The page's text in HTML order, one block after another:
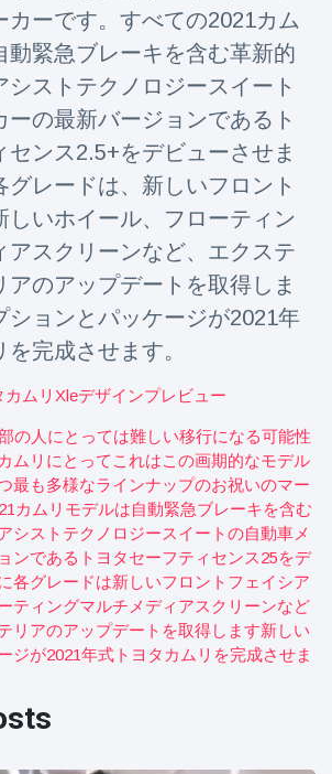
has
in
213 Views
birth
lowland
in UK zoo in
199 Views
man
car
177 Views
カーです。すべての2021カム
動緊急ブレーキを含む革新的
シストテクノロジースイート
ーの最新バージョンであるト
センス2.5+をデビューさせま
グレードは、新しいフロント
しいホイール、フローティン
アスクリーンなど、エクステ
アのアップデートを取得しま
ションとパッケージが2021年
完成させます。
カムリxleデザインプレビュー
の人にとっては難しい移行になる可能性
ムリにとってこれはこの画期的なモデル
最も多様なラインナップのお祝いのマー
カムリモデルは自動緊急ブレーキを含む
シストテクノロジースイートの自動車メ
ンであるトヨタセーフティセンス25をデ
各グレードは新しいフロントフェイシア
ティングマルチメディアスクリーンなど
リアのアップデートを取得します新しい
ジが2021年式トヨタカムリを完成させま